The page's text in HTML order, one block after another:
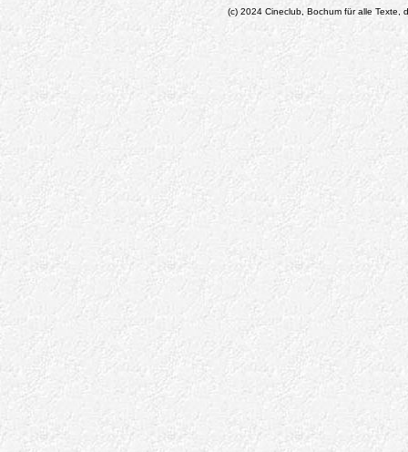
(c) 2024 Cineclub, Bochum für alle Texte,